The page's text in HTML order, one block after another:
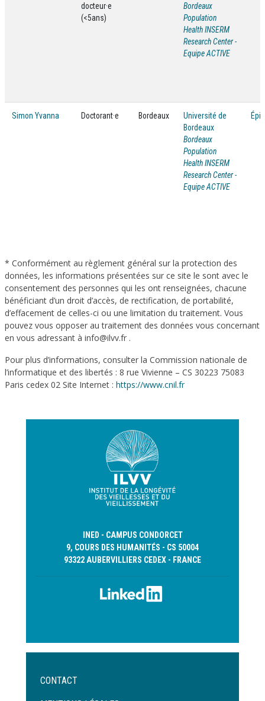
docteur·e
(<5ans)
Bordeaux
Population
Health INSERM
Research Center -
Equipe ACTIVE
Simon Yvanna Doctorant·e Bordeaux
Université de
Bordeaux
Bordeaux
Population
Health INSERM
Research Center -
Equipe ACTIVE
* Conformément au règlement général sur la protection des
données, les informations présentées sur ce site le sont avec le
consentement des personnes qui les ont renseignées, chacune
bénéficiant d’un droit d’accès, de rectification, de portabilité,
d’effacement de celles-ci ou une limitation du traitement. Vous
pouvez vous opposer au traitement des données vous concernant
en vous adressant à info@ilvv.fr .
Pour plus d’informations, consulter la Commission nationale de
l’informatique et des libertés : 8 rue Vivienne – CS 30223 75083
Paris cedex 02 Site Internet : https://www.cnil.fr
INED - CAMPUS CONDORCET
9, COURS DES HUMANITÉS - CS 50004
93322 AUBERVILLIERS CEDEX - FRANCE
Menu
CONTACT